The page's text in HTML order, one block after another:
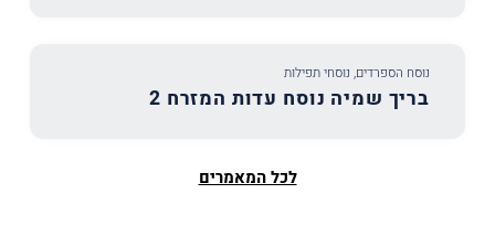
נוסח הספרדים, נוסחי תפילות
בריך שמיה נוסח עדות המזרח 2
לכל המאמרים